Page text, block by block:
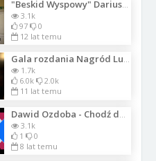
3.1k
97
0
12 lat temu
Gala rozdania Nagród Luksusowej Marki Roku 2014
1.7k
6.0k
2.0k
11 lat temu
3.1k
1
0
8 lat temu